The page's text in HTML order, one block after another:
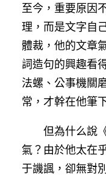
至今，重要原因
理，而是文字自
體裁，他的文章
詞造句的興趣看
法螺、公事機關
常，才幹在他筆
但為什么說
氣？由於他太在
于譏諷，卻無對